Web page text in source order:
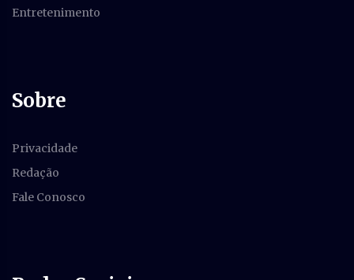
Entretenimento
Sobre
Privacidade
Redação
Fale Conosco